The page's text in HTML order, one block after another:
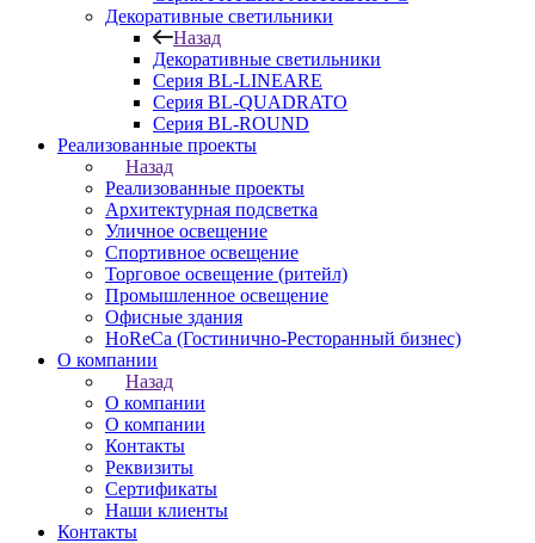
Декоративные светильники
Назад
Декоративные светильники
Серия BL-LINEARE
Серия BL-QUADRATO
Серия BL-ROUND
Реализованные проекты
Назад
Реализованные проекты
Архитектурная подсветка
Уличное освещение
Спортивное освещение
Торговое освещение (ритейл)
Промышленное освещение
Офисные здания
HoReCa (Гостинично-Ресторанный бизнес)
О компании
Назад
О компании
О компании
Контакты
Реквизиты
Сертификаты
Наши клиенты
Контакты